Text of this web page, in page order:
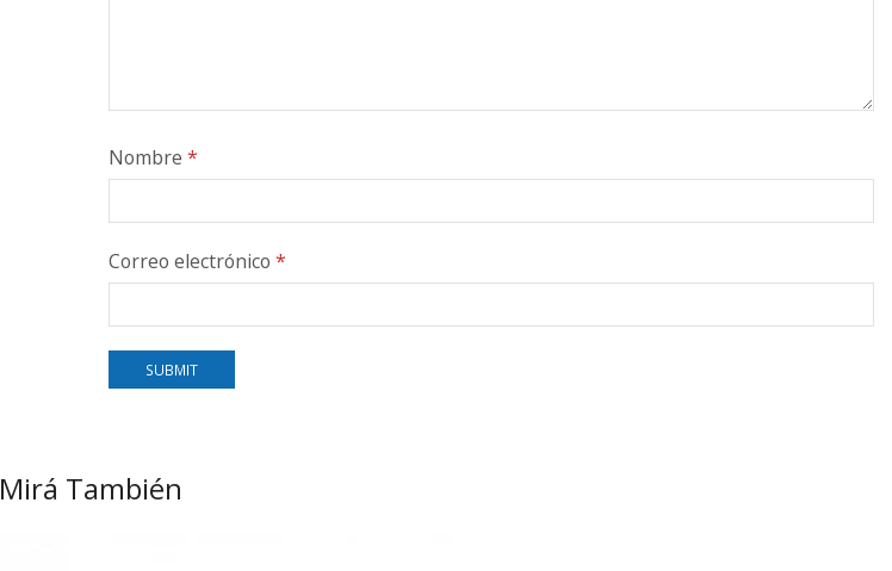
Nombre *
Correo electrónico *
Mirá También